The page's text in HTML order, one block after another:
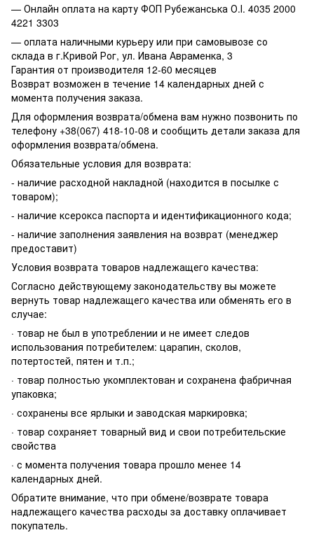
— Онлайн оплата на карту ФОП Рубежанська О.І. 4035 2000
4221 3303
— оплата наличными курьеру или при самовывозе со
склада в г.Кривой Рог, ул. Ивана Авраменка, 3
Гарантия от производителя 12-60 месяцев
Возврат возможен в течение 14 календарных дней с
момента получения заказа.
Для оформления возврата/обмена вам нужно позвонить по
телефону +38(067) 418-10-08 и сообщить детали заказа для
оформления возврата/обмена.
Обязательные условия для возврата:
- наличие расходной накладной (находится в посылке с
товаром);
- наличие ксерокса паспорта и идентификационного кода;
- наличие заполнения заявления на возврат (менеджер
предоставит)
Условия возврата товаров надлежащего качества:
Согласно действующему законодательству вы можете
вернуть товар надлежащего качества или обменять его в
случае:
· товар не был в употреблении и не имеет следов
использования потребителем: царапин, сколов,
потертостей, пятен и т.п.;
· товар полностью укомплектован и сохранена фабричная
упаковка;
· сохранены все ярлыки и заводская маркировка;
· товар сохраняет товарный вид и свои потребительские
свойства
· с момента получения товара прошло менее 14
календарных дней.
Обратите внимание, что при обмене/возврате товара
надлежащего качества расходы за доставку оплачивает
покупатель.